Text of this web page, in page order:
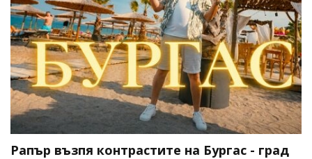
Рапър възпя контрастите на Бургас - град